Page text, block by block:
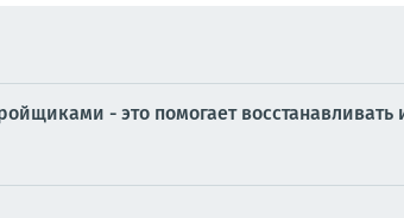
- это помогает восстанавливать